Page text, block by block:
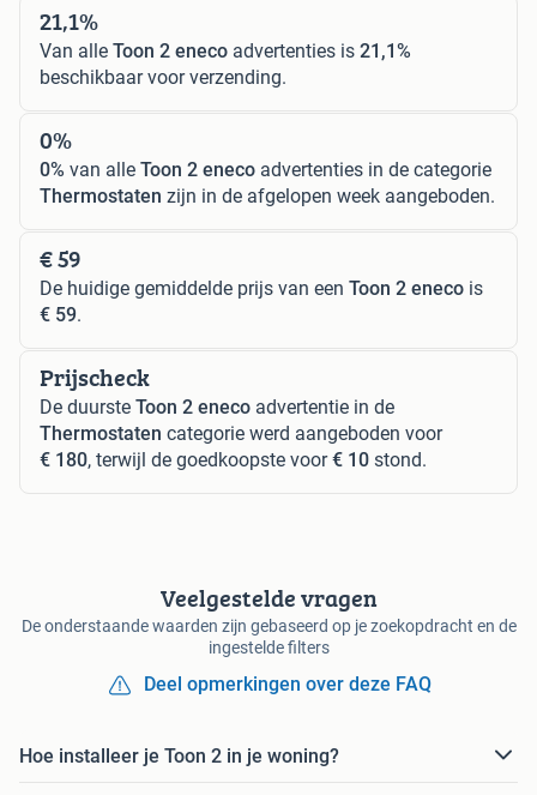
21,1%
Van alle Toon 2 eneco advertenties is 21,1%
beschikbaar voor verzending.
0%
0% van alle Toon 2 eneco advertenties in de categorie
Thermostaten zijn in de afgelopen week aangeboden.
€ 59
De huidige gemiddelde prijs van een Toon 2 eneco is
€ 59.
Prijscheck
De duurste Toon 2 eneco advertentie in de
Thermostaten categorie werd aangeboden voor
€ 180, terwijl de goedkoopste voor€ 10 stond.
Veelgestelde vragen
De onderstaande waarden zijn gebaseerd op je zoekopdracht en de
ingestelde filters
Deel opmerkingen over deze FAQ
Hoe installeer je Toon 2 in je woning?